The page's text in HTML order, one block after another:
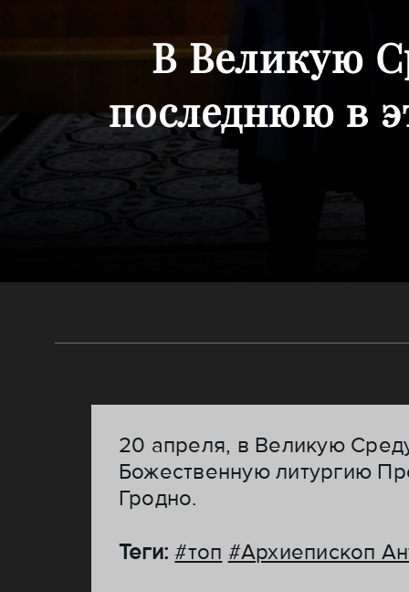
В Великую
последнюю в
20 апреля, в Великую
Божественную литургию
Гродно.
Теги:#топ #Архиепископ